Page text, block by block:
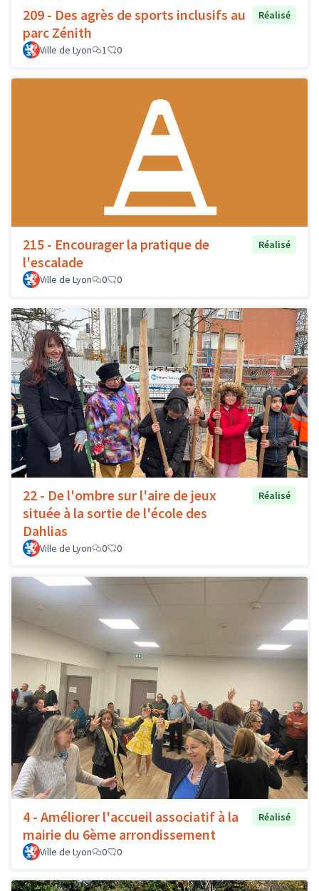
209 - Des agrès de sports inclusifs au
parc Zénith
Réalisé
Ville de Lyon 1 0
215 - Encourager la pratique de
l'escalade
Réalisé
Ville de Lyon 0 0
22 - De l'ombre sur l'aire de jeux
située à la sortie de l'école des
Dahlias
Réalisé
Ville de Lyon 0 0
4 - Améliorer l'accueil associatif à la
mairie du 6ème arrondissement
Réalisé
Ville de Lyon 0 0